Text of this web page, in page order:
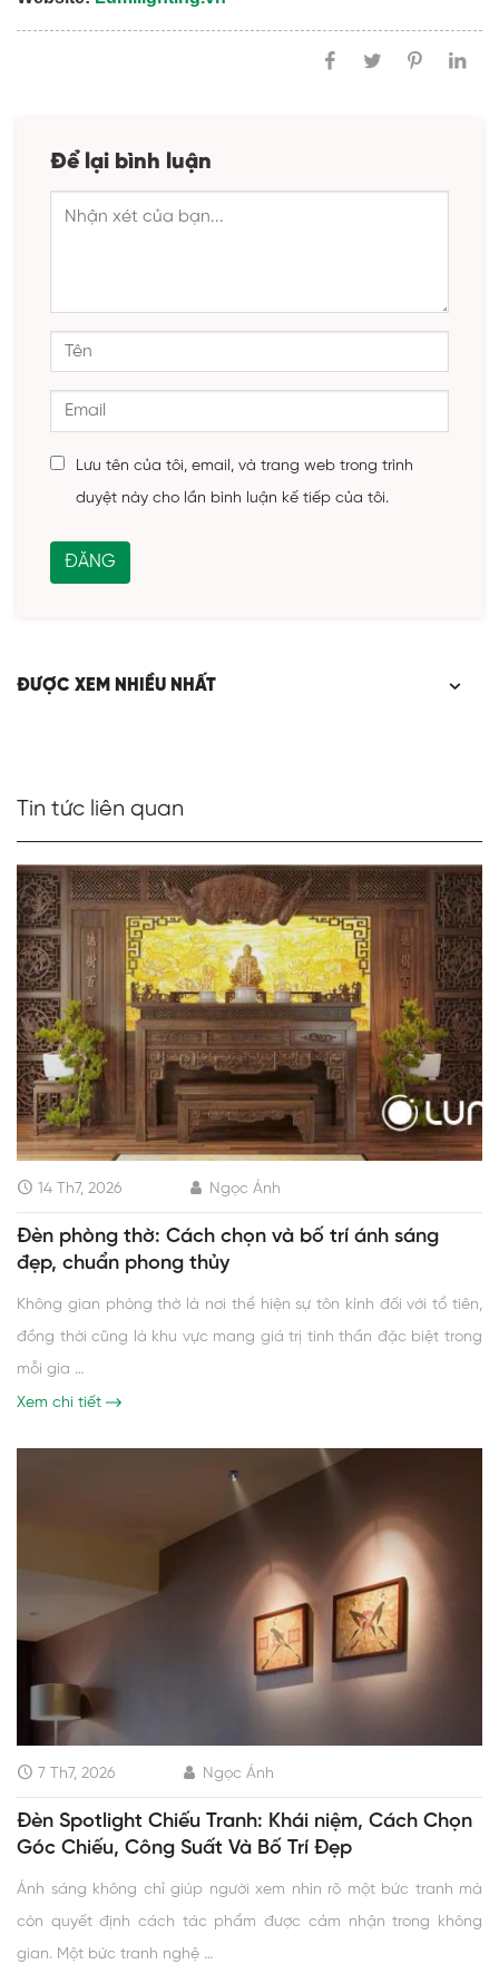
Để lại bình luận
Lưu tên của tôi, email, và trang web trong trình
duyệt này cho lần bình luận kế tiếp của tôi.
ĐƯỢC XEM NHIỀU NHẤT
Tin tức liên quan
14 Th7, 2026 Ngọc Ánh
Đèn phòng thờ: Cách chọn và bố trí ánh sáng
đẹp, chuẩn phong thủy
Không gian phòng thờ là nơi thể hiện sự tôn kính đối với tổ tiên,
đồng thời cũng là khu vực mang giá trị tinh thần đặc biệt trong
mỗi gia …
Xem chi tiết
7 Th7, 2026 Ngọc Ánh
Đèn Spotlight Chiếu Tranh: Khái niệm, Cách Chọn
Góc Chiếu, Công Suất Và Bố Trí Đẹp
Ánh sáng không chỉ giúp người xem nhìn rõ một bức tranh mà
còn quyết định cách tác phẩm được cảm nhận trong không
gian. Một bức tranh nghệ …